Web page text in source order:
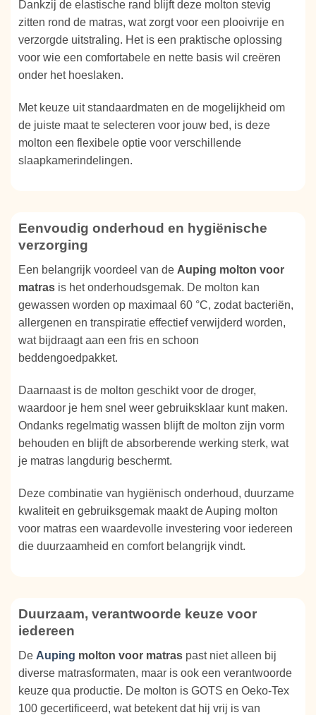
Dankzij de elastische rand blijft deze molton stevig
zitten rond de matras, wat zorgt voor een plooivrije en
verzorgde uitstraling. Het is een praktische oplossing
voor wie een comfortabele en nette basis wil creëren
onder het hoeslaken.
Met keuze uit standaardmaten en de mogelijkheid om
de juiste maat te selecteren voor jouw bed, is deze
molton een flexibele optie voor verschillende
slaapkamerindelingen.
Eenvoudig onderhoud en hygiënische
verzorging
Een belangrijk voordeel van de Auping molton voor
matras is het onderhoudsgemak. De molton kan
gewassen worden op maximaal 60 °C, zodat bacteriën,
allergenen en transpiratie effectief verwijderd worden,
wat bijdraagt aan een fris en schoon
beddengoedpakket.
Daarnaast is de molton geschikt voor de droger,
waardoor je hem snel weer gebruiksklaar kunt maken.
Ondanks regelmatig wassen blijft de molton zijn vorm
behouden en blijft de absorberende werking sterk, wat
je matras langdurig beschermt.
Deze combinatie van hygiënisch onderhoud, duurzame
kwaliteit en gebruiksgemak maakt de Auping molton
voor matras een waardevolle investering voor iedereen
die duurzaamheid en comfort belangrijk vindt.
Duurzaam, verantwoorde keuze voor
iedereen
De Auping molton voor matras past niet alleen bij
diverse matrasformaten, maar is ook een verantwoorde
keuze qua productie. De molton is GOTS en Oeko-Tex
100 gecertificeerd, wat betekent dat hij vrij is van